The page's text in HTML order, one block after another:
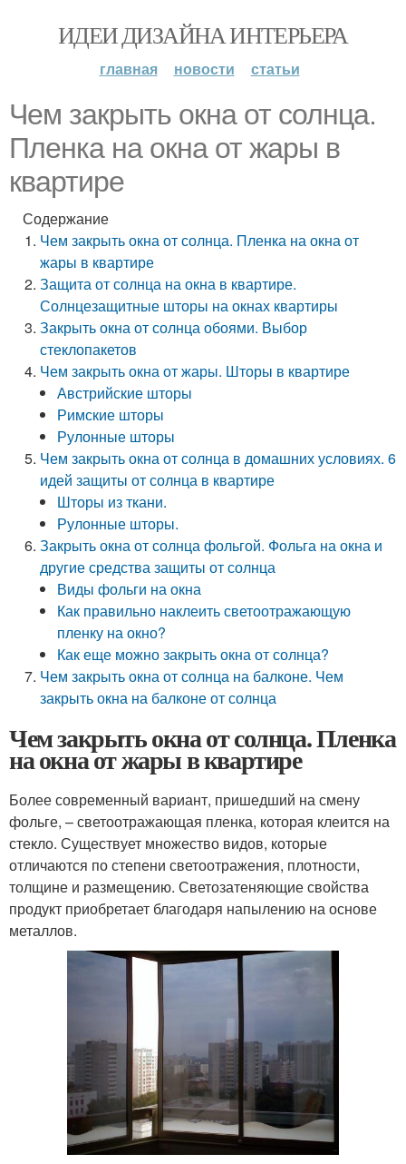
ИДЕИ ДИЗАЙНА ИНТЕРЬЕРА
главная новости статьи
Чем закрыть окна от солнца.
Пленка на окна от жары в
квартире
Содержание
Чем закрыть окна от солнца. Пленка на окна от
жары в квартире
Защита от солнца на окна в квартире.
Солнцезащитные шторы на окнах квартиры
Закрыть окна от солнца обоями. Выбор
стеклопакетов
Чем закрыть окна от жары. Шторы в квартире
Австрийские шторы
Римские шторы
Рулонные шторы
Чем закрыть окна от солнца в домашних условиях. 6
идей защиты от солнца в квартире
Шторы из ткани.
Рулонные шторы.
Закрыть окна от солнца фольгой. Фольга на окна и
другие средства защиты от солнца
Виды фольги на окна
Как правильно наклеить светоотражающую
пленку на окно?
Как еще можно закрыть окна от солнца?
Чем закрыть окна от солнца на балконе. Чем
закрыть окна на балконе от солнца
Чем закрыть окна от солнца. Пленка
на окна от жары в квартире
Более современный вариант, пришедший на смену
фольге, – светоотражающая пленка, которая клеится на
стекло. Существует множество видов, которые
отличаются по степени светоотражения, плотности,
толщине и размещению. Светозатеняющие свойства
продукт приобретает благодаря напылению на основе
металлов.